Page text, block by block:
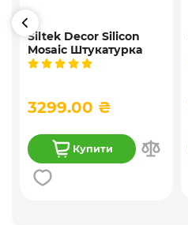
Siltek Decor Silicon
Mosaic Штукатурка
мозаїчна декоративна
3299.00 ₴
Купити